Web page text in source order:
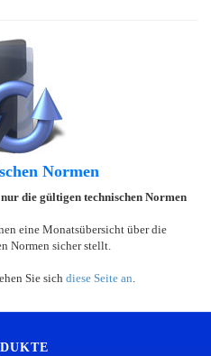
Normen
die gültigen technischen Normen
eine Monatsübersicht über die
Normen sicher stellt.
Sie sich diese Seite an